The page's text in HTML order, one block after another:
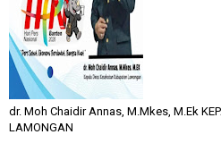
dr. Moh Chaidir Annas, M.Mkes, M.Ek
LAMONGAN